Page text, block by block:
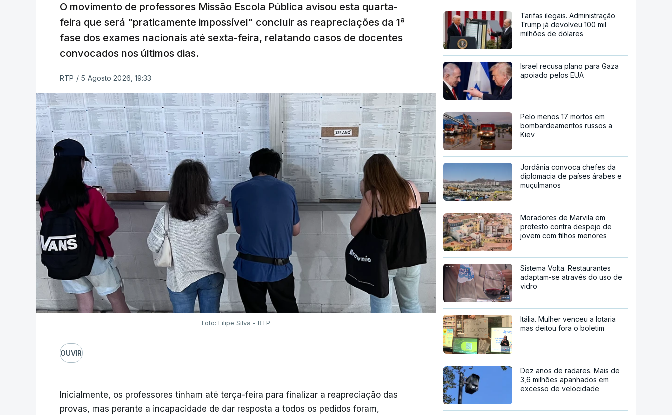
O movimento de professores Missão Escola Pública avisou esta quarta-
feira que será "praticamente impossível" concluir as reapreciações da 1ª
fase dos exames nacionais até sexta-feira, relatando casos de docentes
convocados nos últimos dias.
RTP / 5 Agosto 2026, 19:33
Foto: Filipe Silva - RTP
OUVIR
Inicialmente, os professores tinham até terça-feira para finalizar a reapreciação das
provas, mas perante a incapacidade de dar resposta a todos os pedidos foram,
Tarifas ilegais. Administração
Trump já devolveu 100 mil
milhões de dólares
Israel recusa plano para Gaza
apoiado pelos EUA
Pelo menos 17 mortos em
bombardeamentos russos a
Kiev
Jordânia convoca chefes da
diplomacia de países árabes e
muçulmanos
Moradores de Marvila em
protesto contra despejo de
jovem com filhos menores
Sistema Volta. Restaurantes
adaptam-se através do uso de
vidro
Itália. Mulher venceu a lotaria
mas deitou fora o boletim
Dez anos de radares. Mais de
3,6 milhões apanhados em
excesso de velocidade